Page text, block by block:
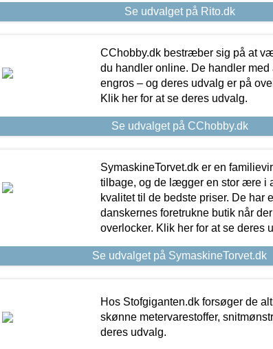
Se udvalget på Rito.dk
CChobby.dk bestræber sig på at
du handler online. De handler
engros – og deres udvalg er på
Klik her for at se deres udvalg.
Se udvalget på CChobby.dk
SymaskineTorvet.dk er en
tilbage, og de lægger en stor ære i
kvalitet til de bedste priser. De
danskernes foretrukne butik når
overlocker. Klik her for at se deres
Se udvalget på SymaskineTorvet.dk
Hos Stofgiganten.dk forsøger de
skønne metervarestoffer,
deres udvalg.